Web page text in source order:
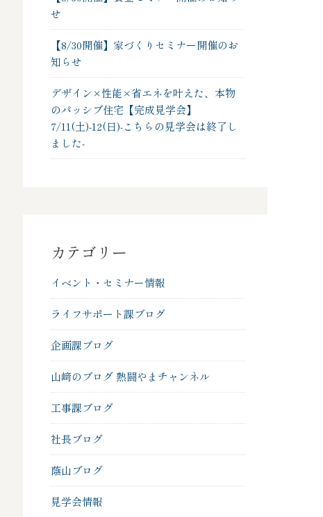
せ
【8/30開催】家づくりセミナー開催のお
知らせ
デザイン×性能×省エネを叶えた、本物
のパッシブ住宅【完成見学会】
7/11(土)-12(日)-こちらの見学会は終了し
ました-
カテゴリー
イベント・セミナー情報
ライフサポート課ブログ
企画課ブログ
山﨑のブログ 熱闘やまチャンネル
工事課ブログ
社長ブログ
蔭山ブログ
見学会情報